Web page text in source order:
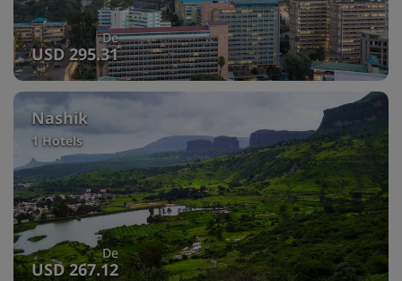
De
USD 295.31
Nashik
1 Hotels
De
USD 267.12